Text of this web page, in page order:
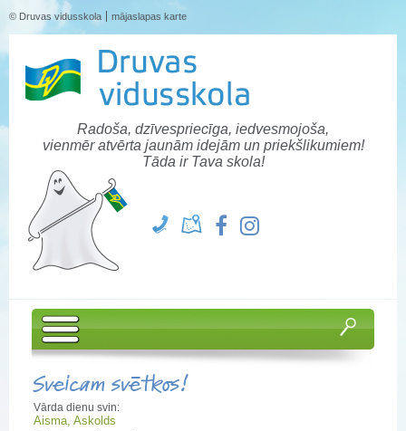
© Druvas vidusskola mājaslapas karte
Radoša, dzīvespriecīga, iedvesmojoša,
vienmēr atvērta jaunām idejām un priekšlikumiem!
Tāda ir Tava skola!
Sveicam svētkos!
Vārda dienu svin:
Aisma, Askolds